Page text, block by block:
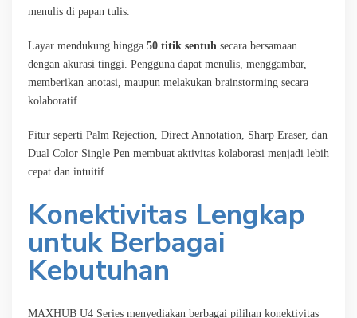
menulis di papan tulis.
Layar mendukung hingga 50 titik sentuh secara bersamaan
dengan akurasi tinggi. Pengguna dapat menulis, menggambar,
memberikan anotasi, maupun melakukan brainstorming secara
kolaboratif.
Fitur seperti Palm Rejection, Direct Annotation, Sharp Eraser, dan
Dual Color Single Pen membuat aktivitas kolaborasi menjadi lebih
cepat dan intuitif.
Konektivitas Lengkap
untuk Berbagai
Kebutuhan
MAXHUB U4 Series menyediakan berbagai pilihan konektivitas